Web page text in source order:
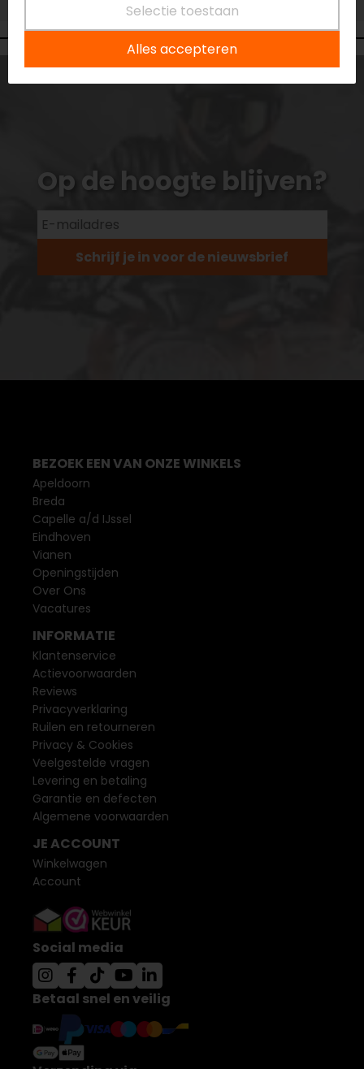
Op de hoogte blijven?
Schrijf je in voor de nieuwsbrief
Selectie toestaan
Alles accepteren
BEZOEK EEN VAN ONZE WINKELS
Apeldoorn
Breda
Capelle a/d IJssel
Eindhoven
Vianen
Openingstijden
Over Ons
Vacatures
INFORMATIE
Klantenservice
Actievoorwaarden
Reviews
Privacyverklaring
Ruilen en retourneren
Privacy & Cookies
Veelgestelde vragen
Levering en betaling
Garantie en defecten
Algemene voorwaarden
JE ACCOUNT
Winkelwagen
Account
Social media
Betaal snel en veilig